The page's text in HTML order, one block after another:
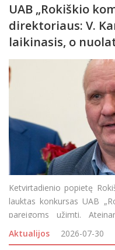
UAB „Rokiškio
direktoriaus: V.
laikinasis, o
Ketvirtadienio popietę
lauktas konkursas UAB
pareigoms užimti.
vadovaus laikinai beveik
Karpavičius. Nors anksčiau
Aktualijos 2026-07-30